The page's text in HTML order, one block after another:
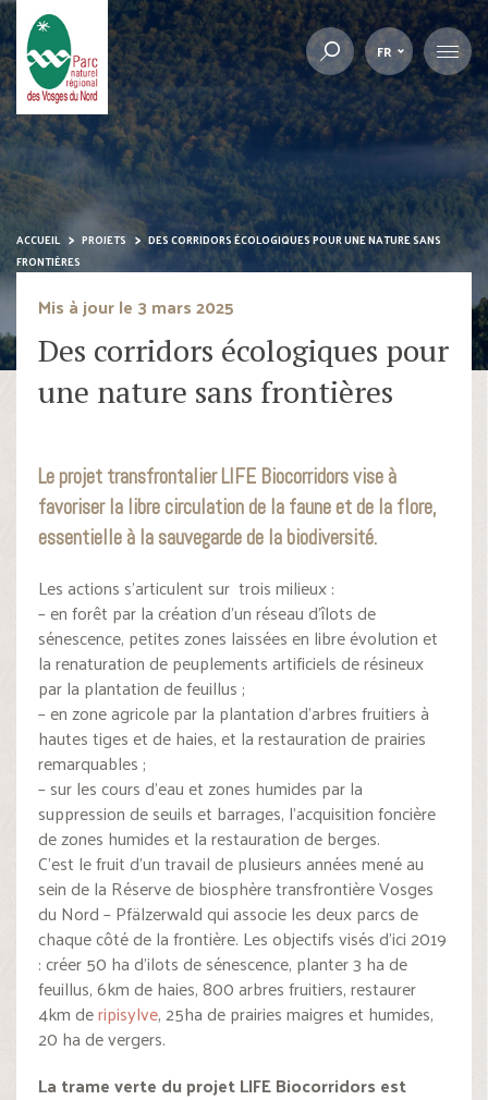
FR
ACCUEIL PROJETS
DES CORRIDORS ÉCOLOGIQUES POUR UNE NATURE SANS
FRONTIÈRES
Mis à jour le 3 mars 2025
Des corridors écologiques pour
une nature sans frontières
Le projet transfrontalier LIFE Biocorridors vise à
favoriser la libre circulation de la faune et de la flore,
essentielle à la sauvegarde de la biodiversité.
Les actions s’articulent sur trois milieux :
– en forêt par la création d’un réseau d’îlots de
sénescence, petites zones laissées en libre évolution et
la renaturation de peuplements artificiels de résineux
par la plantation de feuillus ;
– en zone agricole par la plantation d’arbres fruitiers à
hautes tiges et de haies, et la restauration de prairies
remarquables ;
– sur les cours d’eau et zones humides par la
suppression de seuils et barrages, l’acquisition foncière
de zones humides et la restauration de berges.
C’est le fruit d’un travail de plusieurs années mené au
sein de la Réserve de biosphère transfrontière Vosges
du Nord – Pfälzerwald qui associe les deux parcs de
chaque côté de la frontière. Les objectifs visés d’ici 2019
: créer 50 ha d’ilots de sénescence, planter 3 ha de
feuillus, 6km de haies, 800 arbres fruitiers, restaurer
4km deripisylve, 25ha de prairies maigres et humides,
20 ha de vergers.
La trame verte du projet LIFE Biocorridors est